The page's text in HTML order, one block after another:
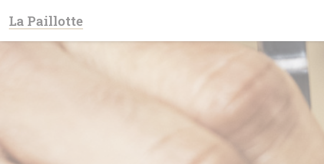
La Paillotte